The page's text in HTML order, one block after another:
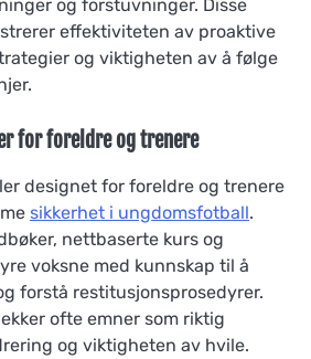
og forstuvninger. Disse
effektiviteten av proaktive
og viktigheten av å følge
for foreldre og trenere
designet for foreldre og trenere
sikkerhet i ungdomsfotball.
nettbaserte kurs og
voksne med kunnskap til å
forstå restitusjonsprosedyrer.
ofte emner som riktig
og viktigheten av hvile.